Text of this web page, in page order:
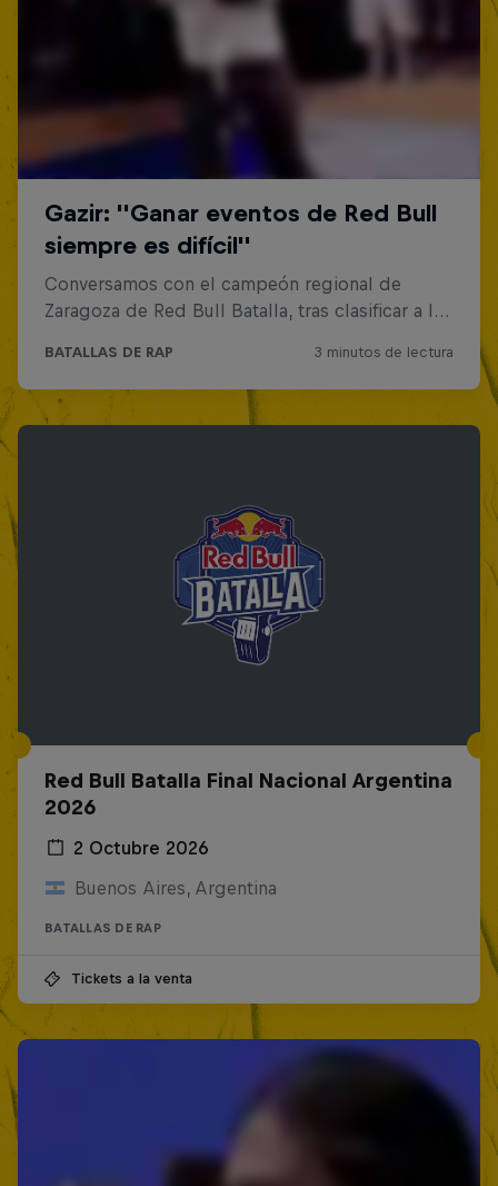
Red Bull Batalla Final Nacional Argentina
2026
2 Octubre 2026
Buenos Aires, Argentina
BATALLAS DE RAP
Tickets a la venta